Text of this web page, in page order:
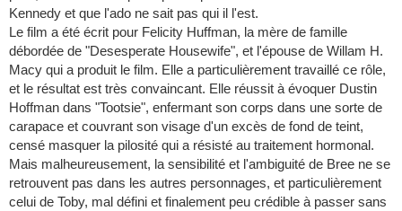
Kennedy et que l'ado ne sait pas qui il l'est.
Le film a été écrit pour Felicity Huffman, la mère de famille
débordée de "Desesperate Housewife", et l'épouse de Willam H.
Macy qui a produit le film. Elle a particulièrement travaillé ce rôle,
et le résultat est très convaincant. Elle réussit à évoquer Dustin
Hoffman dans "Tootsie", enfermant son corps dans une sorte de
carapace et couvrant son visage d'un excès de fond de teint,
censé masquer la pilosité qui a résisté au traitement hormonal.
Mais malheureusement, la sensibilité et l'ambiguité de Bree ne se
retrouvent pas dans les autres personnages, et particulièrement
celui de Toby, mal défini et finalement peu crédible à passer sans